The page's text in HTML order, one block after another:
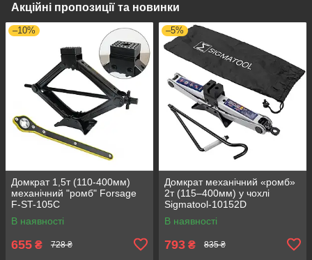
Акційні пропозиції та новинки
–10%
Домкрат 1,5т (110-400мм)
механічний "ромб" Forsage
F-ST-105C
В наявності
655 ₴ 728 ₴
–5%
Домкрат механічний «ромб»
2т (115–400мм) у чохлі
Sigmatool-10152D
В наявності
793 ₴ 835 ₴